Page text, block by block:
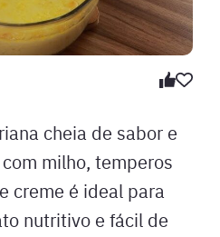
cheia de sabor e
milho, temperos
creme é ideal para
nutritivo e fácil de